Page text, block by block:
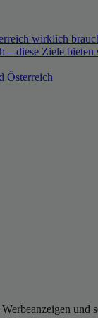
wirklich
– diese Ziele bieten
Österreich